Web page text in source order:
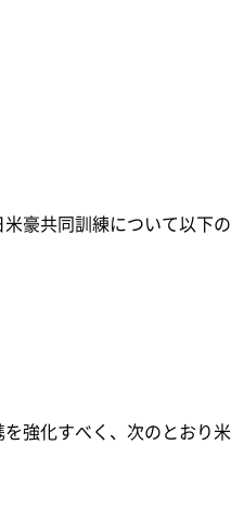
豪共同訓練について以下の
強化すべく、次のとおり米